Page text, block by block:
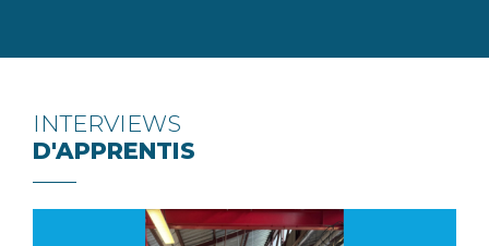
INTERVIEWS
D'APPRENTIS